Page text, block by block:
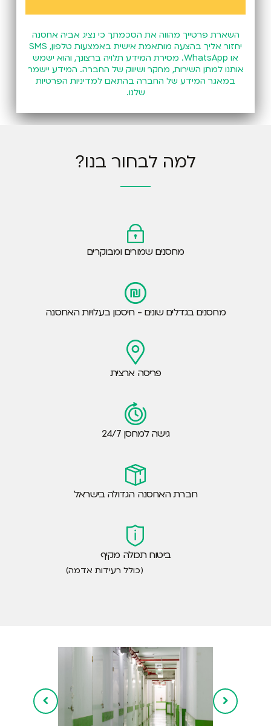
השארת פרטייך מהווה את הסכמתך כי נציג אביה אחסנה
יחזור אליך בהצעה מותאמת אישית באמצעות טלפון, SMS
או WhatsApp. מסירת המידע תלויה ברצונך, והוא ישמש
אותנו למתן השירות, מחקר ושיווק של החברה. המידע יישמר
במאגר המידע של החברה בהתאם למדיניות הפרטיות
שלנו.
למה לבחור בנו?
מחסנים שמורים ומבוקרים
מחסנים בגדלים שונים - חיסכון בעלויות האחסנה
פריסה ארצית
גישה למחסן 24/7
חברת האחסנה הגדולה בישראל
ביטוח תכולה מקיף
(כולל רעידות אדמה)